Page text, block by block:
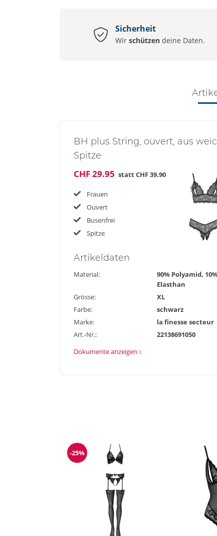
Sicherheit
Wir schützendeine Daten.
BH plus String, ouvert, aus
Spitze
CHF 29.95 stattCHF 39.90
Frauen
Ouvert
Busenfrei
Spitze
Artikeldaten
Material:
90% Polyamid,
Elasthan
Grösse:
XL
Farbe:
schwarz
Marke:
la finesse secteur
Art.-Nr.:
22138691050
Dokumente anzeigen
Reduzierung
-25%